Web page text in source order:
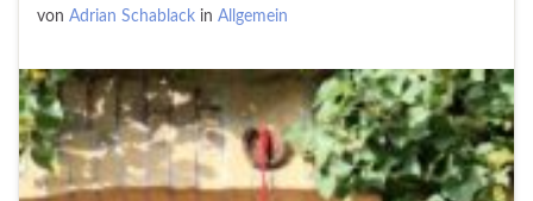
von Adrian Schablack in Allgemein